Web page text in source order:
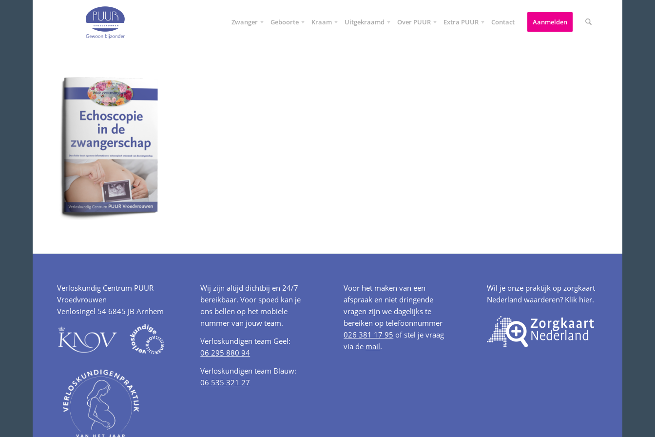
Zwanger Geboorte Kraam Uitgekraamd Over PUUR Extra PUUR Contact Aanmelden
Verloskundig Centrum PUUR
Vroedvrouwen
Venlosingel 54 6845 JB Arnhem
Wij zijn altijd dichtbij en 24/7
bereikbaar. Voor spoed kan je
ons bellen op het mobiele
nummer van jouw team.
Verloskundigen team Geel:
06 295 880 94
Verloskundigen team Blauw:
06 535 321 27
Voor het maken van een
afspraak en niet dringende
vragen zijn we dagelijks te
bereiken op telefoonnummer
026 381 17 95 of stel je vraag
via de mail.
Wil je onze praktijk op zorgkaart
Nederland waarderen? Klik hier.